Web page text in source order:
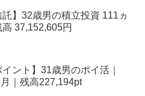
託】32歳男の積立投資 111ヵ
高 37,152,605円
イント】31歳男のポイ活｜
｜残高227,194pt